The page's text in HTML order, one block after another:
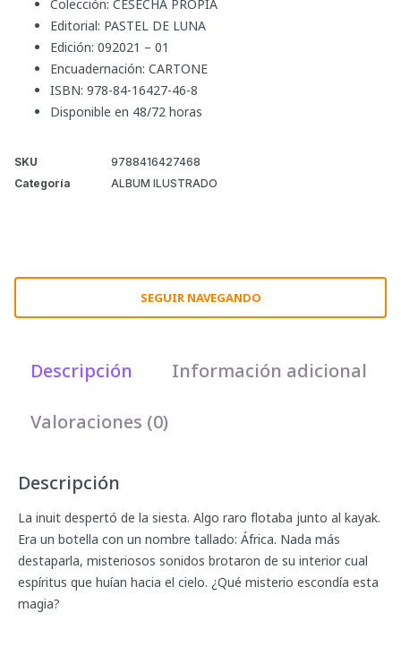
Colección: CESECHA PROPIA
Editorial: PASTEL DE LUNA
Edición: 092021 – 01
Encuadernación: CARTONE
ISBN: 978-84-16427-46-8
Disponible en 48/72 horas
SKU
9788416427468
Categoría
ALBUM ILUSTRADO
SEGUIR NAVEGANDO
Descripción Información adicional
Valoraciones (0)
Descripción
La inuit despertó de la siesta. Algo raro flotaba junto al kayak.
Era un botella con un nombre tallado: África. Nada más
destaparla, misteriosos sonidos brotaron de su interior cual
espíritus que huían hacia el cielo. ¿Qué misterio escondía esta
magia?